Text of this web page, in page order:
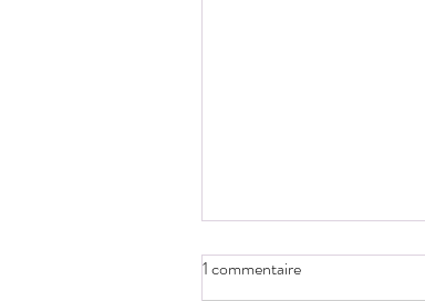
1 commentaire